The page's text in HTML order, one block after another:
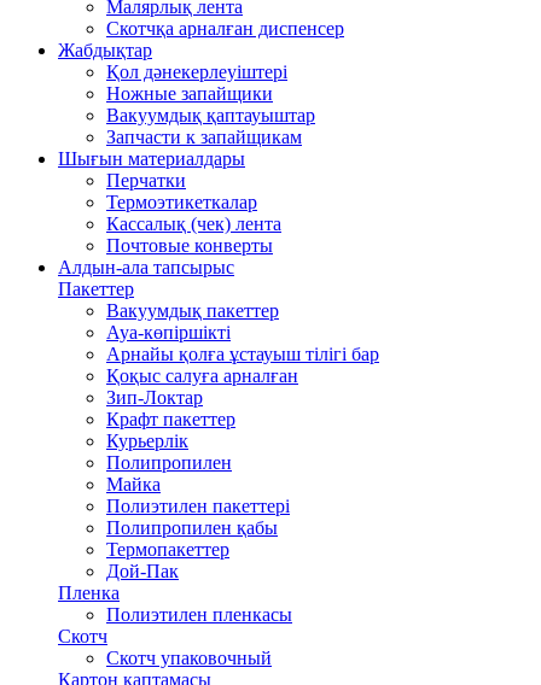
Малярлық лента
Скотчқа арналған диспенсер
Жабдықтар
Қол дәнекерлеуіштері
Ножные запайщики
Вакуумдық қаптауыштар
Запчасти к запайщикам
Шығын материалдары
Перчатки
Термоэтикеткалар
Кассалық (чек) лента
Почтовые конверты
Алдын-ала тапсырыс
Пакеттер
Вакуумдық пакеттер
Ауа-көпіршікті
Арнайы қолға ұстауыш тілігі бар
Қоқыс салуға арналған
Зип-Локтар
Крафт пакеттер
Курьерлік
Полипропилен
Майка
Полиэтилен пакеттері
Полипропилен қабы
Термопакеттер
Дой-Пак
Пленка
Полиэтилен пленкасы
Скотч
Скотч упаковочный
Картон қаптамасы